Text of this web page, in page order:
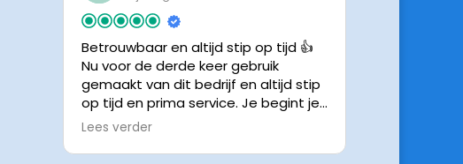
Betrouwbaar en altijd stip op tijd 👍
Nu voor de derde keer gebruik
gemaakt van dit bedrijf en altijd stip
op tijd en prima service. Je begint je
vakantie zonder zorgen iig. 👍👍
Lees verder